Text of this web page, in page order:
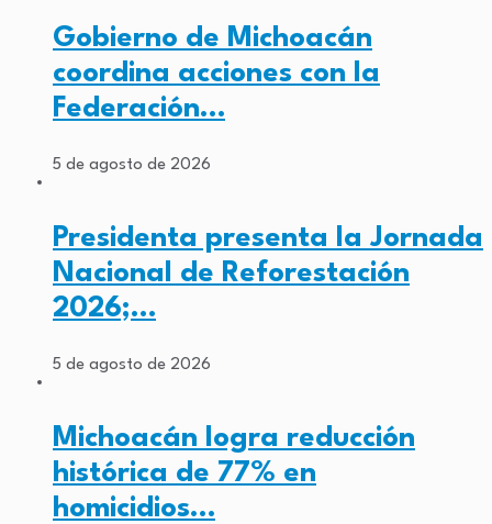
Gobierno de Michoacán
coordina acciones con la
Federación…
5 de agosto de 2026
Presidenta presenta la Jornada
Nacional de Reforestación
2026;…
5 de agosto de 2026
Michoacán logra reducción
histórica de 77% en
homicidios…